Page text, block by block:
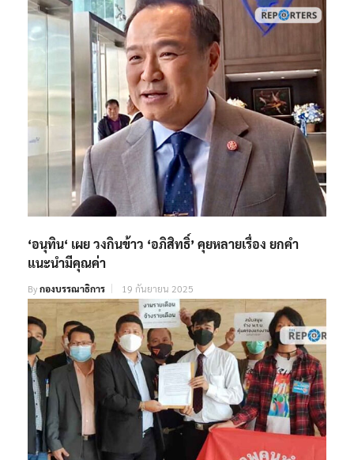
‘อนุทิน‘ เผย วงกินข้าว ‘อภิสิทธิ์’ คุยหลายเรื่อง ยกคำ
แนะนำมีคุณค่า
Byกองบรรณาธิการ 19 กันยายน 2025